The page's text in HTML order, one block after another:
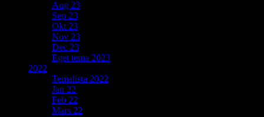
Aug 23
Sep 23
Okt 23
Nov 23
Dec 23
Eget tema 2023
2022
Temalista 2022
Jan 22
Feb 22
Mars 22